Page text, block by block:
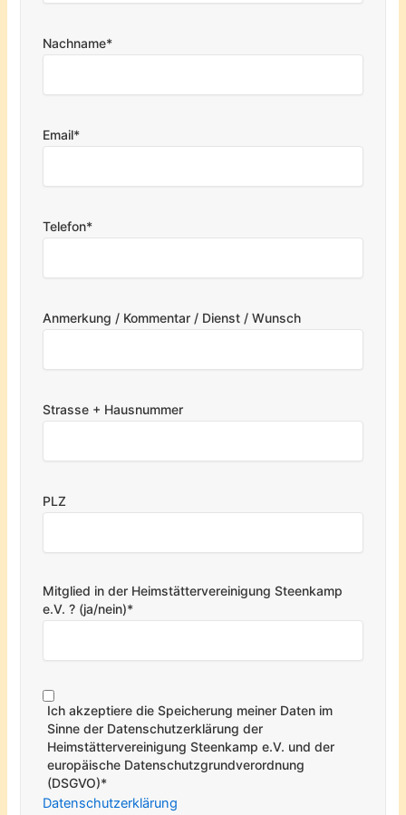
Nachname*
Email*
Telefon*
Anmerkung / Kommentar / Dienst / Wunsch
Strasse + Hausnummer
PLZ
Mitglied in der Heimstättervereinigung Steenkamp
e.V. ? (ja/nein)*
Ich akzeptiere die Speicherung meiner Daten im
Sinne der Datenschutzerklärung der
Heimstättervereinigung Steenkamp e.V. und der
europäische Datenschutzgrundverordnung
(DSGVO)*
Datenschutzerklärung